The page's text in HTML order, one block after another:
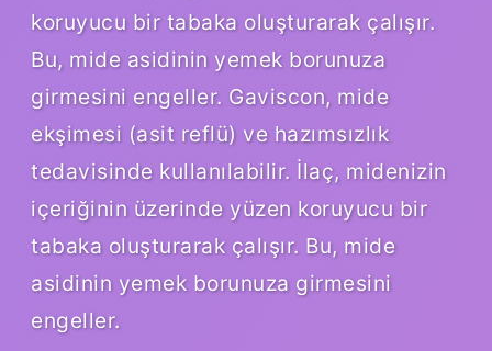
koruyucu bir tabaka oluşturarak çalışır.
Bu, mide asidinin yemek borunuza
girmesini engeller. Gaviscon, mide
ekşimesi (asit reflü) ve hazımsızlık
tedavisinde kullanılabilir. İlaç, midenizin
içeriğinin üzerinde yüzen koruyucu bir
tabaka oluşturarak çalışır. Bu, mide
asidinin yemek borunuza girmesini
engeller.